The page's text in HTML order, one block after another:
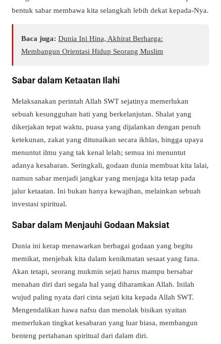
bentuk sabar membawa kita selangkah lebih dekat kepada-Nya.
Baca juga: Dunia Ini Hina, Akhirat Berharga:
Membangun Orientasi Hidup Seorang Muslim
Sabar dalam Ketaatan Ilahi
Melaksanakan perintah Allah SWT sejatinya memerlukan
sebuah kesungguhan hati yang berkelanjutan. Shalat yang
dikerjakan tepat waktu, puasa yang dijalankan dengan penuh
ketekunan, zakat yang ditunaikan secara ikhlas, hingga upaya
menuntut ilmu yang tak kenal lelah; semua ini menuntut
adanya kesabaran. Seringkali, godaan dunia membuat kita lalai,
namun sabar menjadi jangkar yang menjaga kita tetap pada
jalur ketaatan. Ini bukan hanya kewajiban, melainkan sebuah
investasi spiritual.
Sabar dalam Menjauhi Godaan Maksiat
Dunia ini kerap menawarkan berbagai godaan yang begitu
memikat, menjebak kita dalam kenikmatan sesaat yang fana.
Akan tetapi, seorang mukmin sejati harus mampu bersabar
menahan diri dari segala hal yang diharamkan Allah. Inilah
wujud paling nyata dari cinta sejati kita kepada Allah SWT.
Mengendalikan hawa nafsu dan menolak bisikan syaitan
memerlukan tingkat kesabaran yang luar biasa, membangun
benteng pertahanan spiritual dari dalam diri.